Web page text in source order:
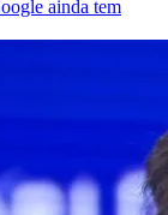
ainda tem